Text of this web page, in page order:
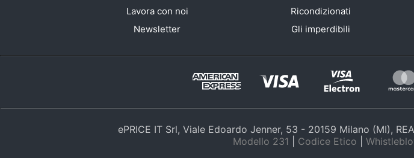
Lavora con noi
Newsletter
Ricondizionati
Gli imperdibili
ePRICE IT Srl, Viale Edoardo Jenner, 53 - 20159 Milano (MI),
Modello 231
Codice Etico